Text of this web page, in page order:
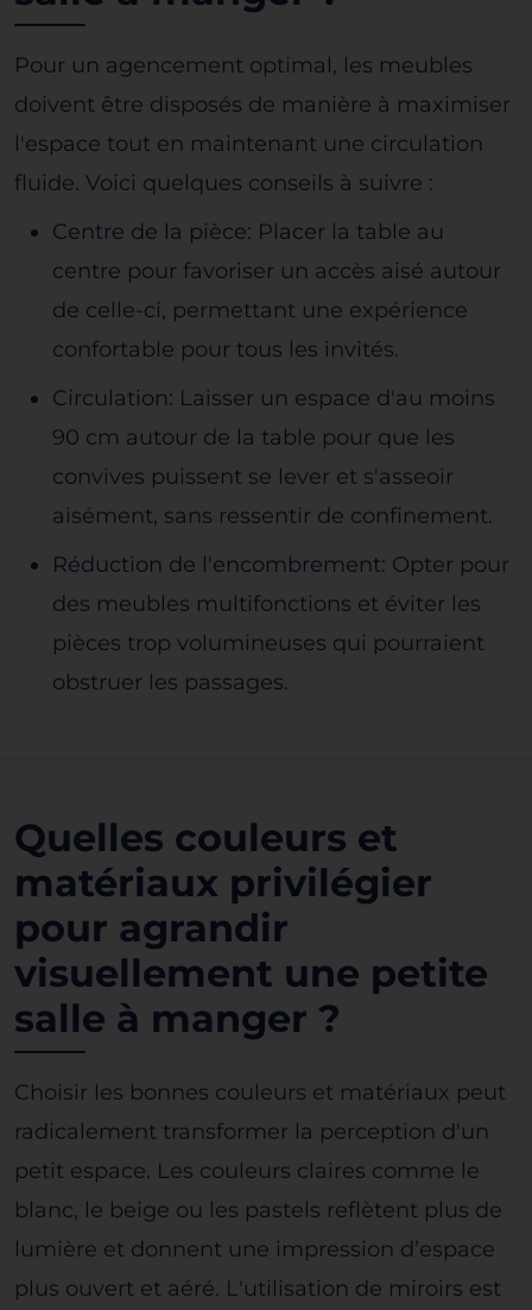
Pour un agencement optimal, les meubles
doivent être disposés de manière à maximiser
l'espace tout en maintenant une circulation
fluide. Voici quelques conseils à suivre :
Centre de la pièce: Placer la table au
centre pour favoriser un accès aisé autour
de celle-ci, permettant une expérience
confortable pour tous les invités.
Circulation: Laisser un espace d'au moins
90 cm autour de la table pour que les
convives puissent se lever et s'asseoir
aisément, sans ressentir de confinement.
Réduction de l'encombrement: Opter pour
des meubles multifonctions et éviter les
pièces trop volumineuses qui pourraient
obstruer les passages.
Quelles couleurs et
matériaux privilégier
pour agrandir
visuellement une petite
salle à manger ?
Choisir les bonnes couleurs et matériaux peut
radicalement transformer la perception d'un
petit espace. Les couleurs claires comme le
blanc, le beige ou les pastels reflètent plus de
lumière et donnent une impression d’espace
plus ouvert et aéré. L'utilisation de miroirs est